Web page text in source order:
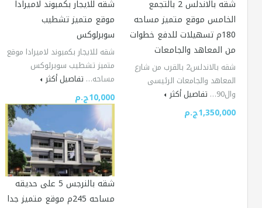
شقه بالاندلس 2 بالتجمع
الخامس موقع متميز مساحه
180م تسهيلات للدفع خطوات
من المعاهد والجامعات
شقه بالاندلس2 بالقرب من شارع
المعاهد والجامعات الرئيسى
تفاصيل أكثر
1,350,000ج.م
شقه للايجار بكمبوند لاميرادا
موقع متميز تشطيب
سوبرلوكس
شقه للايجار بكمبوند لاميرادا موقع
متميز تشطيب سوبرلوكس
مساحه…تفاصيل أكثر
10,000ج.م
شقه بالنرجس 5 على حديقه
مساحه 245م موقع متميز جدا